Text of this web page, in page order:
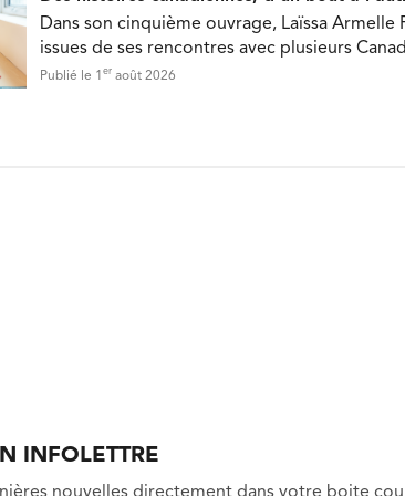
Dans son cinquième ouvrage, Laïssa
issues de ses rencontres avec plusieurs
Publié le 1 er août 2026